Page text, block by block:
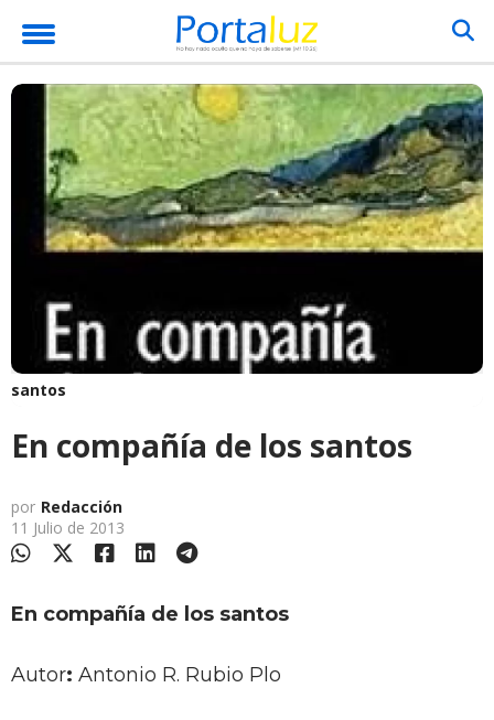
santos
En compañía de los santos
por Redacción
11 Julio de 2013
En compañía de los santos
Autor: Antonio R. Rubio Plo